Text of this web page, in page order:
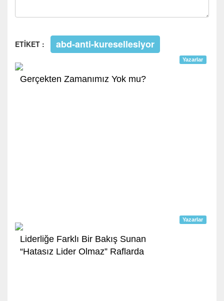
ETİKET : abd-anti-kuresellesiyor
Yazarlar
Gerçekten Zamanımız Yok mu?
Yazarlar
Liderliğe Farklı Bir Bakış Sunan
“Hatasız Lider Olmaz” Raflarda